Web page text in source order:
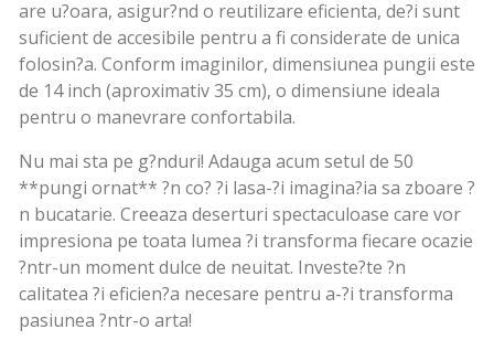
are u?oara, asigur?nd o reutilizare eficienta, de?i sunt
suficient de accesibile pentru a fi considerate de unica
folosin?a. Conform imaginilor, dimensiunea pungii este
de 14 inch (aproximativ 35 cm), o dimensiune ideala
pentru o manevrare confortabila.
Nu mai sta pe g?nduri! Adauga acum setul de 50
**pungi ornat** ?n co? ?i lasa-?i imagina?ia sa zboare ?
n bucatarie. Creeaza deserturi spectaculoase care vor
impresiona pe toata lumea ?i transforma fiecare ocazie
?ntr-un moment dulce de neuitat. Investe?te ?n
calitatea ?i eficien?a necesare pentru a-?i transforma
pasiunea ?ntr-o arta!